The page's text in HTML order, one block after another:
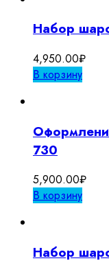
Набор
4,950.00₽
В корзину
730
5,900.00₽
В корзину
Набор